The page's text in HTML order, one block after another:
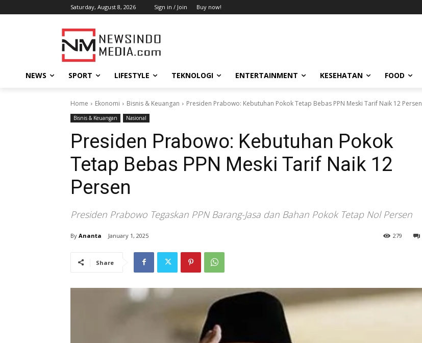
Saturday, August 8, 2026 Sign in / Join Buy now!
NEWS SPORT LIFESTYLE TEKNOLOGI ENTERTAINMENT KESEHATAN FOOD
Home Ekonomi Bisnis & Keuangan Presiden Prabowo: Kebutuhan Pokok Tetap Bebas PPN Meski Tarif Naik 12 Persen
Bisnis & Keuangan Nasional
Presiden Prabowo: Kebutuhan Pokok
Tetap Bebas PPN Meski Tarif Naik 12
Persen
Presiden Prabowo Tegaskan PPN Barang-Jasa dan Bahan Pokok Tetap Nol Persen
By Ananta January 1, 2025 279
Share